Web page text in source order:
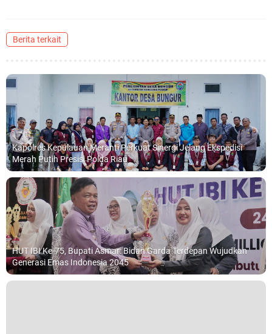
Berita terkait
Kapolres Kepulauan Meranti Perkuat Sinergi Jelang Ekspedisi
Merah Putih Presisi Polda Riau
HUT IBI Ke-75, Bupati Asmar: Bidan Garda Terdepan Wujudkan
Generasi Emas Indonesia 2045